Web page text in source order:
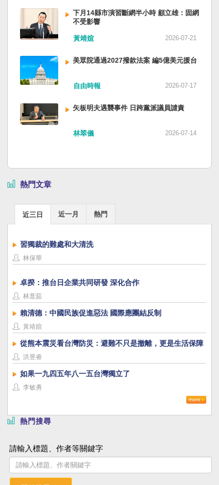
下月14縣市演習斷網半小時 顧立雄：固網
不受影響
黃靖媗 2026-07-21
美眾院通過2027撥款法案 編5億美元援台
自由時報 2026-07-17
矢板明夫遇襲事件 日跨黨派議員譴責
林翠儀 2026-07-14
熱門文章
近三日 近一月 熱門
習獨裁的難處和大清洗
林保華
卓揆：推台日企業共同研發 深化合作
林薏茹
賴清德：中國民族促進惡法 國際應團結反制
黃靖媗
從熊本震災看台灣防災：避難不只是撤離，更是生活保障
洪昱睿
如果一九四五年八一五台灣獨立了
李敏勇
熱門搜尋
請輸入標題、作者等關鍵字